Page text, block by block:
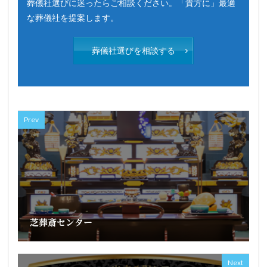
葬儀社選びに迷ったらご相談ください。「貴方に」最適
な葬儀社を提案します。
葬儀社選びを相談する
Prev
芝葬斎センター
Next